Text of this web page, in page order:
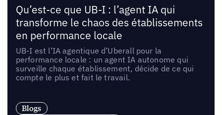
Qu’est-ce que UB-I : l’agent IA qui
transforme le chaos des établissements
en performance locale
UB-I est l’IA agentique d’Uberall pour la
performance locale : un agent IA autonome qui
surveille chaque établissement, décide de ce qui
compte le plus et fait le travail.
Blogs